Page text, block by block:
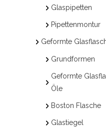
Glaspipetten
Pipettenmontur
Geformte
Grundformen
Geformte
Öle
Boston Flasche
Glastiegel